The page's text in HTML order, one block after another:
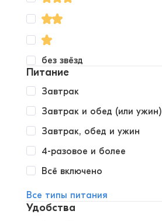
без звёзд
Питание
Завтрак
Завтрак и обед (или ужин)
Завтрак, обед и ужин
4-разовое и более
Всё включено
Все типы питания
Удобства